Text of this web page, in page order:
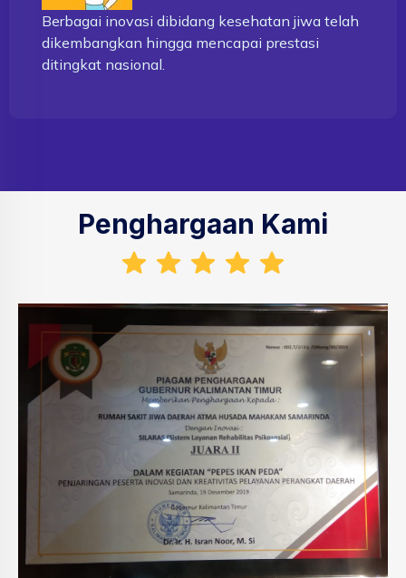
Berbagai inovasi dibidang kesehatan jiwa telah
dikembangkan hingga mencapai prestasi
ditingkat nasional.
Penghargaan Kami